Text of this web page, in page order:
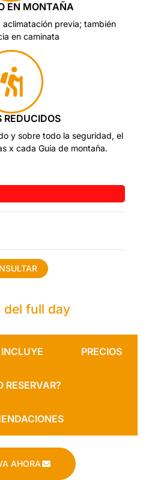
EN MONTAÑA
aclimatación previa; también
en caminata
REDUCIDOS
y sobre todo la seguridad, el
x cada Guia de montaña.
del full day
INCLUYE PRECIOS
RESERVAR?
AHORA